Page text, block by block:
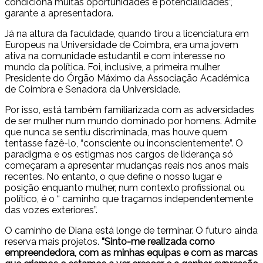
garante a apresentadora.
Já na altura da faculdade, quando tirou a licenciatura em
Europeus na Universidade de Coimbra, era uma jovem
ativa na comunidade estudantil e com interesse no
mundo da política. Foi, inclusive, a primeira mulher
Presidente do Órgão Máximo da Associação Académica
de Coimbra e Senadora da Universidade.
Por isso, está também familiarizada com as adversidades
de ser mulher num mundo dominado por homens. Admite
que nunca se sentiu discriminada, mas houve quem
tentasse fazê-lo, “consciente ou inconscientemente”. O
paradigma e os estigmas nos cargos de liderança só
começaram a apresentar mudanças reais nos anos mais
recentes. No entanto, o que define o nosso lugar e
posição enquanto mulher, num contexto profissional ou
político, é o “ caminho que traçamos independentemente
das vozes exteriores”.
O caminho de Diana está longe de terminar. O futuro ainda
reserva mais projetos. “Sinto-me realizada como
empreendedora, com as minhas equipas e com as marcas